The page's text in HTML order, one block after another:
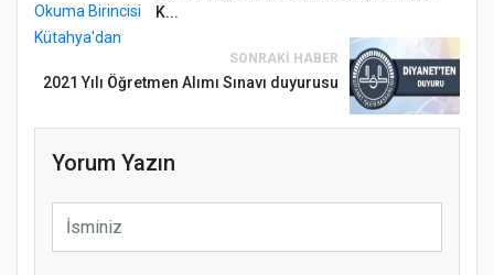
K...
SONRAKI HABER
2021 Yılı Öğretmen Alımı Sınavı duyurusu
Yorum Yazın
Samsun Atakum’da Ayasofya Camii
Etkinliği